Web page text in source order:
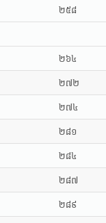
២៥៨
២៦៤
២៧២
២៧៤
២៨១
២៨៤
២៨៧
២៨៩